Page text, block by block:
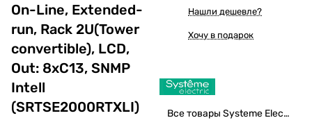
On-Line, Extended-
run, Rack 2U(Tower
convertible), LCD,
Out: 8xC13, SNMP
Intell
(SRTSE2000RTXLI)
Нашли дешевле?
Хочу в подарок
Все товары Systeme Electric